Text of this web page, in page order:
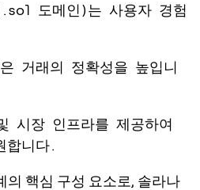
도메인)는 사용자 경험
거래의 정확성을 높입니
시장 인프라를 제공하여
합니다.
의 핵심 구성 요소로, 솔라나